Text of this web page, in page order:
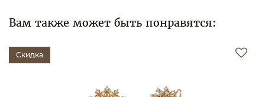
Вам также может быть понравятся:
Скидка